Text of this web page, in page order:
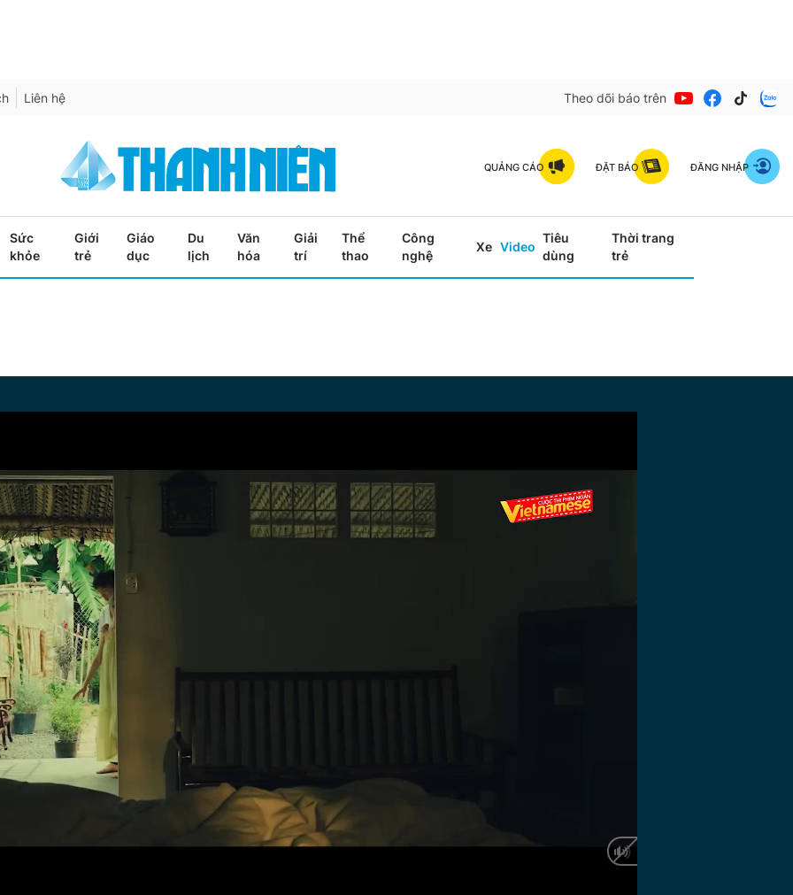
Liên hệ Theo dõi báo trên
QUẢNG CÁO ĐẶT BÁO ĐĂNG NHẬP
Sức
khỏe
Giới
trẻ
Giáo
dục
Du
lịch
Văn
hóa
Giải
trí
Thể
thao
Công
nghệ
Xe Video
Tiêu
dùng
Thời trang
trẻ